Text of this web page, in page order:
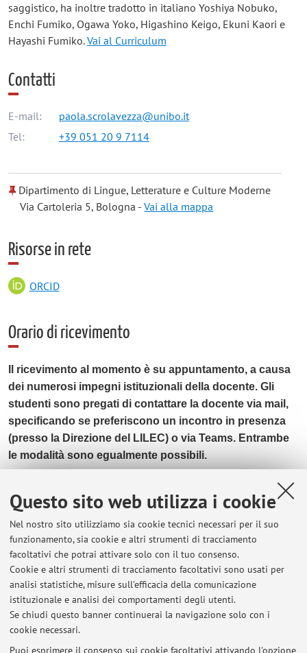
Questo sito web utilizza i cookie
Nel nostro sito utilizziamo sia cookie tecnici necessari per il suo
funzionamento, sia cookie e altri strumenti di tracciamento
facoltativi che potrai attivare solo con il tuo consenso.
Cookie e altri strumenti di tracciamento facoltativi sono usati per
analisi statistiche, misure sull'efficacia della comunicazione
istituzionale e analisi dei comportamenti degli utenti.
Se chiudi questo banner continuerai la navigazione solo con i
cookie necessari.
Puoi esprimere il consenso sui cookie facoltativi attivando l'opzione
saggistico, ha inoltre tradotto in italiano Yoshiya Nobuko,
Enchi Fumiko, Ogawa Yoko, Higashino Keigo, Ekuni Kaori e
Hayashi Fumiko.Vai al Curriculum
Contatti
E-mail:
paola.scrolavezza@unibo.it
Tel:
+39 051 20 9 7114
Dipartimento di Lingue, Letterature e Culture Moderne
Via Cartoleria 5, Bologna -Vai alla mappa
Risorse in rete
ORCID
Orario di ricevimento
Il ricevimento al momento è su appuntamento, a causa
dei numerosi impegni istituzionali della docente. Gli
studenti sono pregati di contattare la docente via mail,
specificando se preferiscono un incontro in presenza
(presso la Direzione del LILEC) o via Teams. Entrambe
le modalità sono egualmente possibili.
Ultimi avvisi
PER GLI STUDENTI DI LETTERATURA E CULTURA GIAPPONESE LM -
SOSPENSIONE LEZIONE 18 NOVEMBRE 2022
Pubblicato il: 18 novembre 2022
PER GLI STUDENTI DI LETTERATURA GIAPPONESE 3 - SOSPENSIONE
LEZIONE IN DATA 13-10-2022
Pubblicato il: 09 ottobre 2022